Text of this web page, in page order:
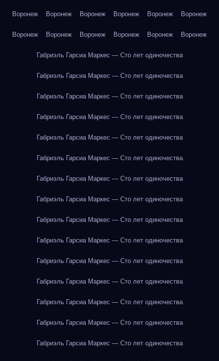
Воронеж Воронеж Воронеж Воронеж Воронеж Воронеж
Воронеж Воронеж Воронеж Воронеж Воронеж Воронеж
Габриэль Гарсиа Маркес — Сто лет одиночества
Габриэль Гарсиа Маркес — Сто лет одиночества
Габриэль Гарсиа Маркес — Сто лет одиночества
Габриэль Гарсиа Маркес — Сто лет одиночества
Габриэль Гарсиа Маркес — Сто лет одиночества
Габриэль Гарсиа Маркес — Сто лет одиночества
Габриэль Гарсиа Маркес — Сто лет одиночества
Габриэль Гарсиа Маркес — Сто лет одиночества
Габриэль Гарсиа Маркес — Сто лет одиночества
Габриэль Гарсиа Маркес — Сто лет одиночества
Габриэль Гарсиа Маркес — Сто лет одиночества
Габриэль Гарсиа Маркес — Сто лет одиночества
Габриэль Гарсиа Маркес — Сто лет одиночества
Габриэль Гарсиа Маркес — Сто лет одиночества
Габриэль Гарсиа Маркес — Сто лет одиночества